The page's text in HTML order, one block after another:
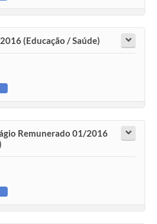
(Educação / Saúde)
Remunerado 01/2016